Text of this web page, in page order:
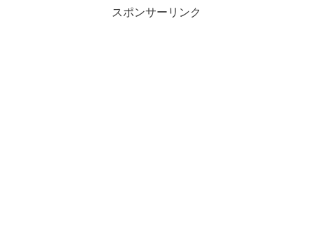
スポンサーリンク